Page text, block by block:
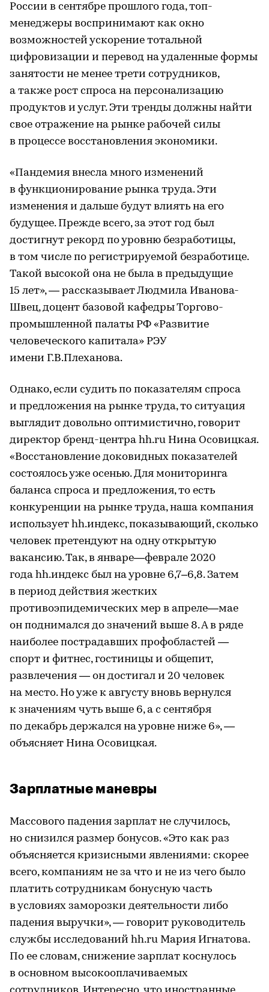
России в сентябре прошлого года, топ-
менеджеры воспринимают как окно
возможностей ускорение тотальной
цифровизации и перевод на удаленные формы
занятости не менее трети сотрудников,
а также рост спроса на персонализацию
продуктов и услуг. Эти тренды должны найти
свое отражение на рынке рабочей силы
в процессе восстановления экономики.
«Пандемия внесла много изменений
в функционирование рынка труда. Эти
изменения и дальше будут влиять на его
будущее. Прежде всего, за этот год был
достигнут рекорд по уровню безработицы,
в том числе по регистрируемой безработице.
Такой высокой она не была в предыдущие
15 лет», — рассказывает Людмила Иванова-
Швец, доцент базовой кафедры Торгово-
промышленной палаты РФ «Развитие
человеческого капитала» РЭУ
имени Г.В.Плеханова.
Однако, если судить по показателям спроса
и предложения на рынке труда, то ситуация
выглядит довольно оптимистично, говорит
директор бренд-центра hh.ru Нина Осовицкая.
«Восстановление доковидных показателей
состоялось уже осенью. Для мониторинга
баланса спроса и предложения, то есть
конкуренции на рынке труда, наша компания
использует hh.индекс, показывающий, сколько
человек претендуют на одну открытую
вакансию. Так, в январе—феврале 2020
года hh.индекс был на уровне 6,7–6,8. Затем
в период действия жестких
противоэпидемических мер в апреле—мае
он поднимался до значений выше 8. А в ряде
наиболее пострадавших профобластей —
спорт и фитнес, гостиницы и общепит,
развлечения — он достигал и 20 человек
на место. Но уже к августу вновь вернулся
к значениям чуть выше 6, а с сентября
по декабрь держался на уровне ниже 6», —
объясняет Нина Осовицкая.
Зарплатные маневры
Массового падения зарплат не случилось,
но снизился размер бонусов. «Это как раз
объясняется кризисными явлениями: скорее
всего, компаниям не за что и не из чего было
платить сотрудникам бонусную часть
в условиях заморозки деятельности либо
падения выручки», — говорит руководитель
службы исследований hh.ru Мария Игнатова.
По ее словам, снижение зарплат коснулось
в основном высокооплачиваемых